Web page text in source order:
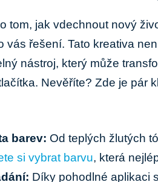
tom, jak vdechnout nový
vás řešení. Tato kreativa
nástroj, který​ může‍
Nevěříte? Zde je pár
⁣barev: Od teplých‍ žlutých
si vybrat barvu, která
Díky pohodlné aplikaci